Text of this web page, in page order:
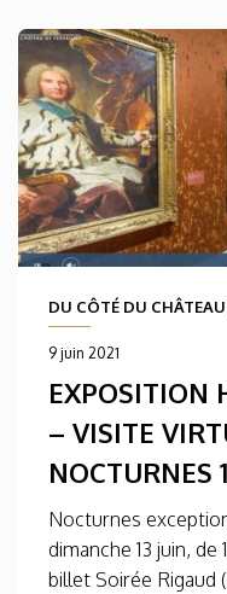
DU CÔTÉ DU CHÂTEAU
9 juin 2021
EXPOSITION
– VISITE
NOCTURNES
Nocturnes
dimanche 13 juin,
billet Soirée Rigaud